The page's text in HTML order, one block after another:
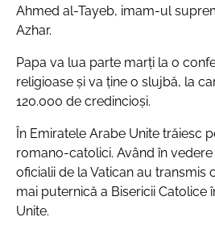
Ahmed al-Tayeb, imam-ul
Azhar.
Papa va lua parte marți la o
religioase și va ține o slujbă, la
120.000 de credincioși.
În Emiratele Arabe Unite trăiesc
romano-catolici. Având în
oficialii de la Vatican au transmis
mai puternică a Bisericii Catolice
Unite.